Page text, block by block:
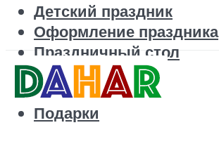
Детский праздник
Оформление праздника
Праздничный стол
Корпоратив
Поздравления
Подарки